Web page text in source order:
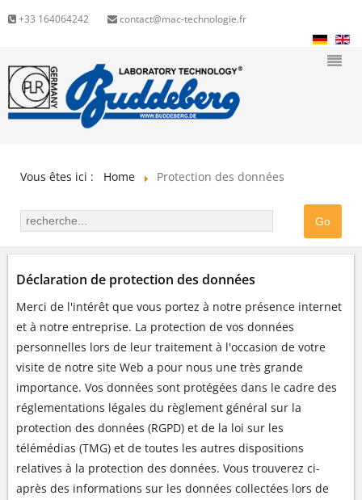
+33 164064242 contact@mac-technologie.fr
Vous êtes ici : Home Protection des données
Déclaration de protection des données
Merci de l'intérêt que vous portez à notre présence internet
et à notre entreprise. La protection de vos données
personnelles lors de leur traitement à l'occasion de votre
visite de notre site Web a pour nous une très grande
importance. Vos données sont protégées dans le cadre des
réglementations légales du règlement général sur la
protection des données (RGPD) et de la loi sur les
télémédias (TMG) et de toutes les autres dispositions
relatives à la protection des données. Vous trouverez ci-
après des informations sur les données collectées lors de